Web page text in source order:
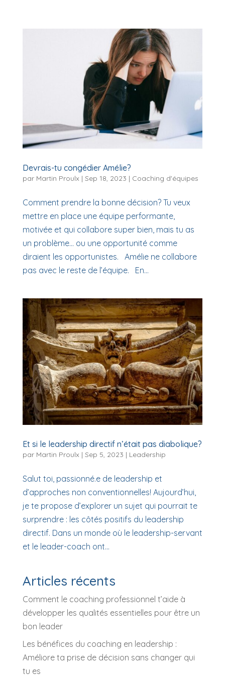
Devrais-tu congédier Amélie?
par Martin Proulx| Sep 18, 2023 | Coaching d'équipes
Comment prendre la bonne décision? Tu veux
mettre en place une équipe performante,
motivée et qui collabore super bien, mais tu as
un problème… ou une opportunité comme
diraient les opportunistes. Amélie ne collabore
pas avec le reste de l’équipe. En...
Et si le leadership directif n’était pas diabolique?
par Martin Proulx| Sep 5, 2023 | Leadership
Salut toi, passionné.e de leadership et
d’approches non conventionnelles! Aujourd’hui,
je te propose d’explorer un sujet qui pourrait te
surprendre : les côtés positifs du leadership
directif. Dans un monde où le leadership-servant
et le leader-coach ont...
Articles récents
Comment le coaching professionnel t’aide à
développer les qualités essentielles pour être un
bon leader
Les bénéfices du coaching en leadership :
Améliore ta prise de décision sans changer qui
tu es